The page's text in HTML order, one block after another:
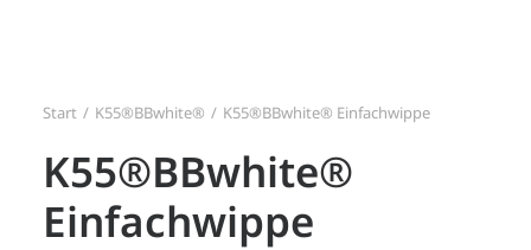
Start K55®BBwhite® K55®BBwhite® Einfachwippe
K55®BBwhite®
Einfachwippe